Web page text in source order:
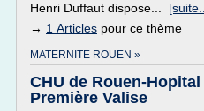
Henri Duffaut dispose...
→ 1 Articles pour ce thème
MATERNITE ROUEN »
CHU de Rouen-
Première Valise